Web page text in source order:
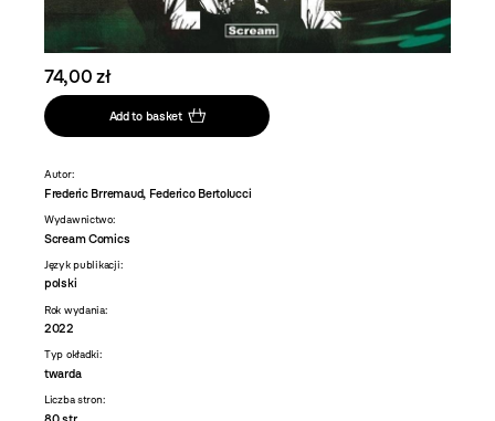
74,00 zł
Add to basket
Autor:
Frederic Brremaud, Federico Bertolucci
Wydawnictwo:
Scream Comics
Język publikacji:
polski
Rok wydania:
2022
Typ okładki:
twarda
Liczba stron: